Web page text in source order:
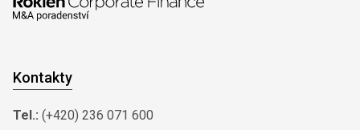
Kontakty
Tel.: (+420) 236 071 600